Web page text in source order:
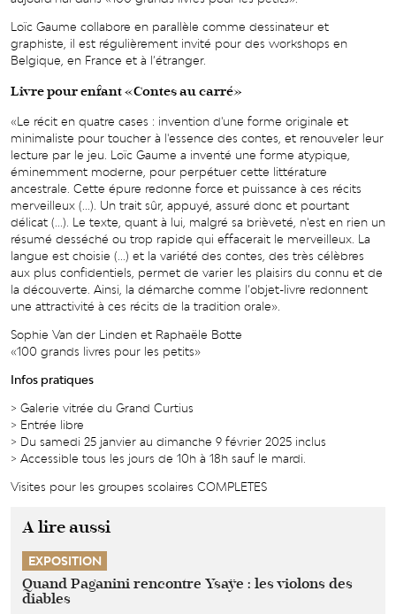
Loïc Gaume collabore en parallèle comme dessinateur et
graphiste, il est régulièrement invité pour des workshops en
Belgique, en France et à l’étranger.
Livre pour enfant «Contes au carré»
«Le récit en quatre cases : invention d'une forme originale et
minimaliste pour toucher à l'essence des contes, et renouveler leur
lecture par le jeu. Loïc Gaume a inventé une forme atypique,
éminemment moderne, pour perpétuer cette littérature
ancestrale. Cette épure redonne force et puissance à ces récits
merveilleux (...). Un trait sûr, appuyé, assuré donc et pourtant
délicat (...). Le texte, quant à lui, malgré sa brièveté, n'est en rien un
résumé desséché ou trop rapide qui effacerait le merveilleux. La
langue est choisie (...) et la variété des contes, des très célèbres
aux plus confidentiels, permet de varier les plaisirs du connu et de
la découverte. Ainsi, la démarche comme l’objet-livre redonnent
une attractivité à ces récits de la tradition orale»
Sophie Van der Linden et Raphaële Botte
«100 grands livres pour les petits»
Infos pratiques
> Galerie vitrée du Grand Curtius
> Entrée libre
> Du samedi 25 janvier au dimanche 9 février 2025 inclus
> Accessible tous les jours de 10h à 18h sauf le mardi.
Visites pour les groupes scolaires COMPLETES
A lire aussi
EXPOSITION
Quand Paganini rencontre Ysaÿe : les violons des
diables